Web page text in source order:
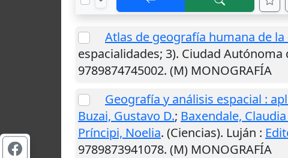
Atlas de geografía humana de la
espacialidades; 3). Ciudad Autónoma
9789874745002. (M) MONOGRAFÍA
Geografía y análisis espacial :
Buzai, Gustavo D.; Baxendale, Claudia
Príncipi, Noelia. (Ciencias). Luján :
9789873941078. (M) MONOGRAFÍA